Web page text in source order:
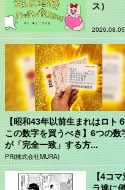
ス）
2026.08.05
【昭和43年以前生まれはロト
この数字を買うべき】6つの数
が「完全一致」する方...
PR(株式会社MURA)
【4コマ